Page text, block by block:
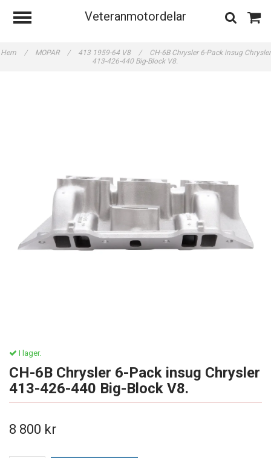
Veteranmotordelar
Hem / MOPAR / 413 1959-64 V8 /
CH-6B Chrysler 6-Pack insug Chrysler
413-426-440 Big-Block V8.
I lager.
CH-6B Chrysler 6-Pack insug Chrysler
413-426-440 Big-Block V8.
8 800 kr